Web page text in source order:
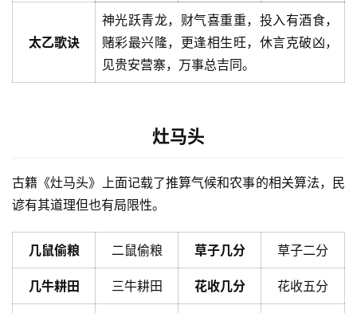
太乙歌诀
神光跃青龙，财气喜重重，投入有酒食，
赌彩最兴隆，更逢相生旺，休言克破凶，
见贵安营寨，万事总吉同。
灶马头
古籍《灶马头》上面记载了推算气候和农事的相关算法，民
谚有其道理但也有局限性。
几鼠偷粮 二鼠偷粮 草子几分 草子二分
几牛耕田 三牛耕田 花收几分 花收五分